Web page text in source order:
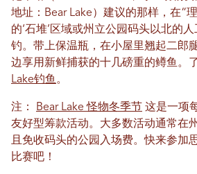
地址：Bear Lake）建议的那样，在“
的‘石堆’区域或州立公园码头以北的
钓。带上保温瓶，在小屋里翘起二郎
边享用新鲜捕获的十几磅重的鳟鱼。
Lake钓鱼 。
注： Bear Lake 怪物冬季节 这是一项
友好型筹款活动。大多数活动通常在
且免收码头的公园入场费。快来参加
比赛吧！